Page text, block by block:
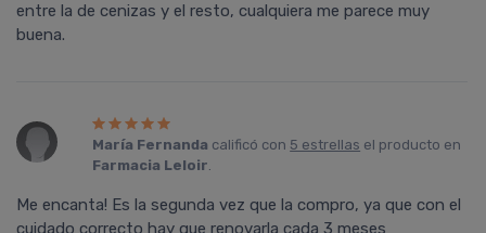
entre la de cenizas y el resto, cualquiera me parece muy
buena.
Marí­a Fernanda calificó con 5 estrellas el producto en
Farmacia Leloir.
Me encanta! Es la segunda vez que la compro, ya que con el
cuidado correcto hay que renovarla cada 3 meses